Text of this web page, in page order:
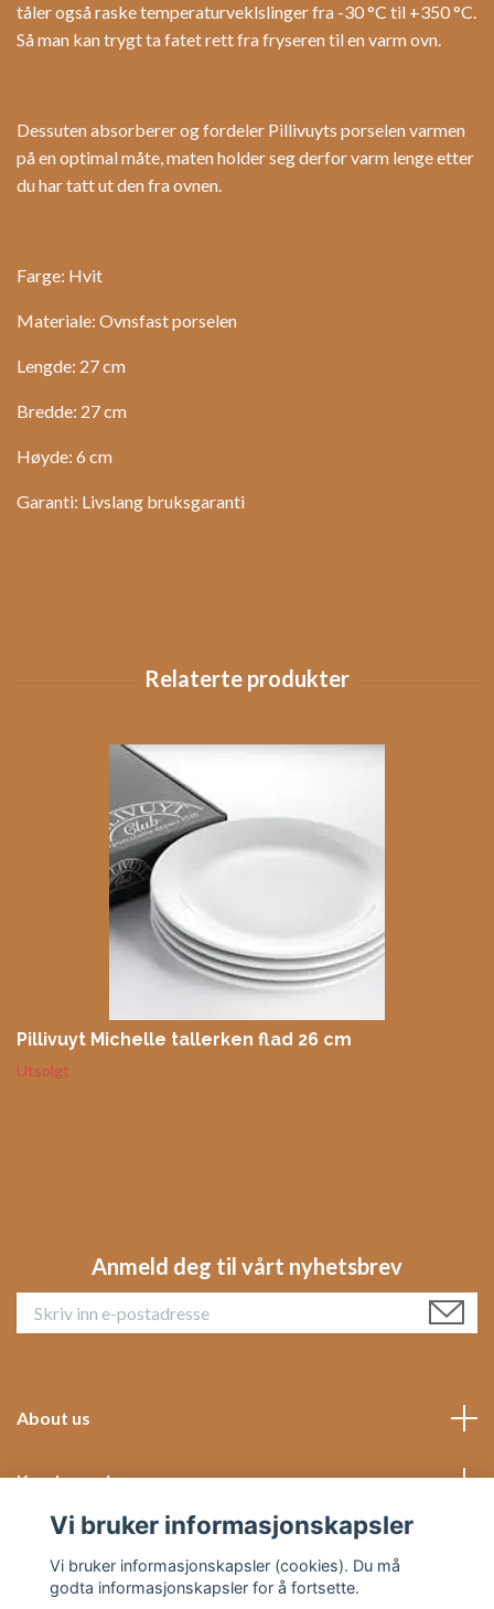
tåler også raske temperaturveklslinger fra -30 °C til +350 °C.
Så man kan trygt ta fatet rett fra fryseren til en varm ovn.
Dessuten absorberer og fordeler Pillivuyts porselen varmen
på en optimal måte, maten holder seg derfor varm lenge etter
du har tatt ut den fra ovnen.
Farge: Hvit
Materiale: Ovnsfast porselen
Lengde: 27 cm
Bredde: 27 cm
Høyde: 6 cm
Garanti: Livslang bruksgaranti
Pillivuyt Michelle tallerken flad 26 cm
Utsolgt
Anmeld deg til vårt nyhetsbrev
About us
Kundeservice
Vi bruker informasjonskapsler
Vi bruker informasjonskapsler (cookies). Du må
godta informasjonskapsler for å fortsette.